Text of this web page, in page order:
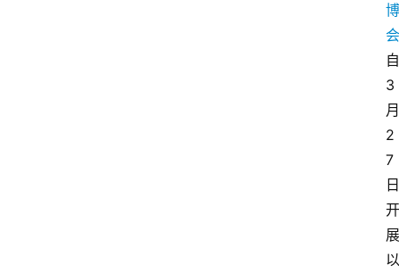
博
会
自
3
月
2
7
日
开
展
以